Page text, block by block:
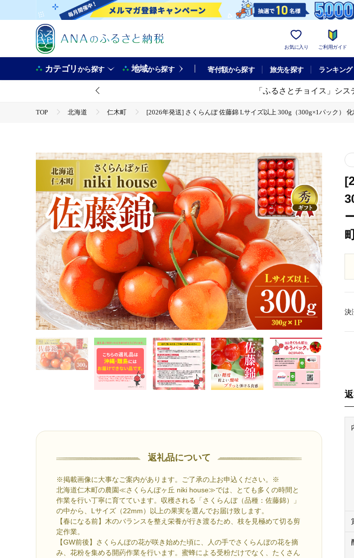
お気に入り ご利用ガイド
カテゴリから探す 地域から探す 寄付額から探す 旅先を探す ランキング
「ふるさとチョイス」シ
TOP 北海道 仁木町
[2026年発送] さくらんぼ 佐藤錦 Lサイズ以上 300g（300g×1パック）
返礼品について
※掲載画像に大事なご案内があります。ご了承の上お申込ください。※
北海道仁木町の農園≪さくらんぼヶ丘 niki house≫では、とても多くの時間と
作業を行い丁寧に育てています。収穫される「さくらんぼ（品種：佐藤錦）」
の中から、Lサイズ（22mm）以上の果実を選んでお届け致します。
【春になる前】木のバランスを整え栄養が行き渡るため、枝を見極めて切る剪
定作業。
【GW前後】さくらんぼの花が咲き始めた頃に、人の手でさくらんぼの花を摘
み、花粉を集める開葯作業を行います。蜜蜂による受粉だけでなく、たくさん
決